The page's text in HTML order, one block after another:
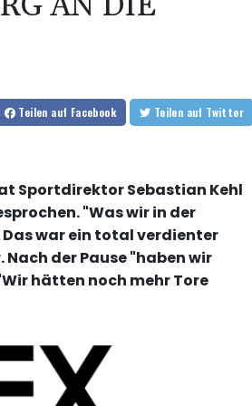
Teilen auf Facebook Teilen auf Twitter
Sportdirektor Sebastian Kehl
"Was wir in der
war ein total verdienter
der Pause "haben wir
hätten noch mehr Tore